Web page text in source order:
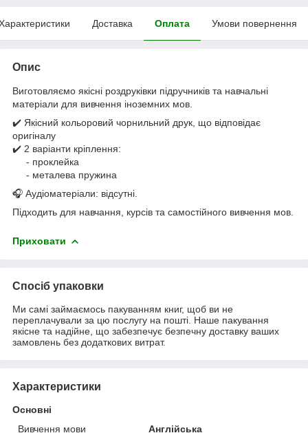
Доставка Оплата Умови повернення
Опис
Виготовляємо якісні роздруківки підручників та навчальні
матеріали для вивчення іноземних мов.
✔️ Якісний кольоровий чорнильний друк, що відповідає
оригіналу
✔️ 2 варіанти кріплення:
- проклейка
- металева пружина
🎧 Аудіоматеріали: відсутні.
Підходить для навчання, курсів та самостійного вивчення мов.
Приховати
Спосіб упаковки
Ми самі займаємось пакуванням книг, щоб ви не
переплачували за цю послугу на пошті. Наше пакування
якісне та надійне, що забезпечує безпечну доставку ваших
замовлень без додаткових витрат.
Характеристики
Основні
Вивчення мови
Англійська